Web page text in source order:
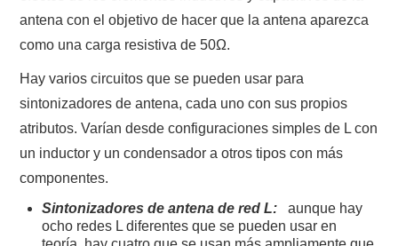
antena con el objetivo de hacer que la antena aparezca
como una carga resistiva de 50Ω.
Hay varios circuitos que se pueden usar para
sintonizadores de antena, cada uno con sus propios
atributos. Varían desde configuraciones simples de L con
un inductor y un condensador a otros tipos con más
componentes.
Sintonizadores de antena de red L: aunque hay
ocho redes L diferentes que se pueden usar en